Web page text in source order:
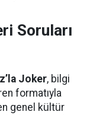
Soruları
Joker, bilgi
formatıyla
genel kültür